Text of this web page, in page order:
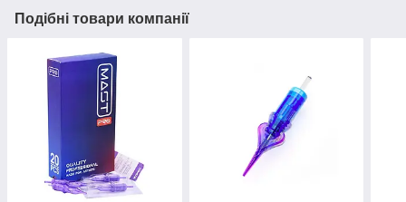
Подібні товари компанії